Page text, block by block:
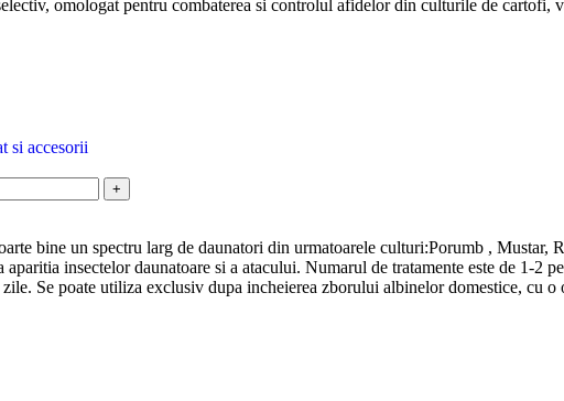
omologat pentru combaterea si controlul afidelor din culturile de cartofi,
si accesorii
+
bine un spectru larg de daunatori din urmatoarele culturi:Porumb , Mustar,
aparitia insectelor daunatoare si a atacului. Numarul de tratamente este de 1-2
Se poate utiliza exclusiv dupa incheierea zborului albinelor domestice, cu